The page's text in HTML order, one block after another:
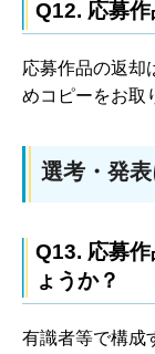
Q12. 応募
応募作品の返却
めコピーをお取
選考・発
Q13. 応募
ょうか？
有識者等で構成